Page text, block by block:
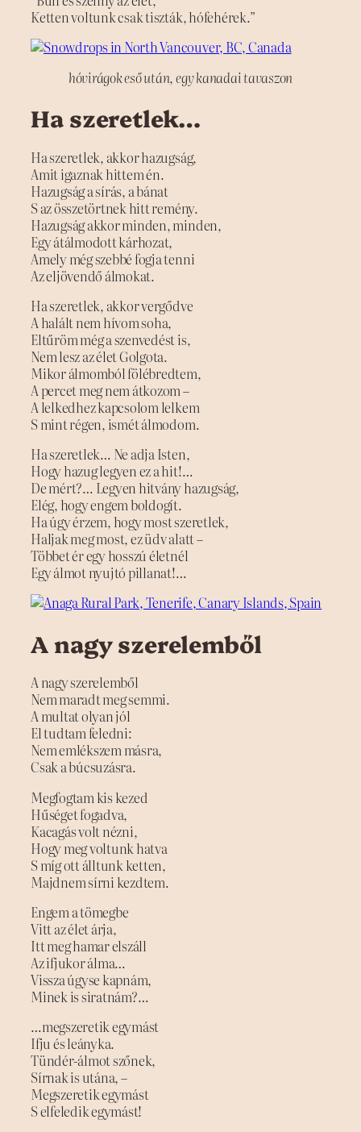
Ketten voltunk csak tiszták, hófehérek.”
hóvirágok eső után, egy kanadai tavaszon
Ha szeretlek…
Ha szeretlek, akkor hazugság,
Amit igaznak hittem én.
Hazugság a sírás, a bánat
S az összetörtnek hitt remény.
Hazugság akkor minden, minden,
Egy átálmodott kárhozat,
Amely még szebbé fogja tenni
Az eljövendő álmokat.
Ha szeretlek, akkor vergődve
A halált nem hívom soha,
Eltűröm még a szenvedést is,
Nem lesz az élet Golgota.
Mikor álmomból fölébredtem,
A percet meg nem átkozom –
A lelkedhez kapcsolom lelkem
S mint régen, ismét álmodom.
Ha szeretlek… Ne adja Isten,
Hogy hazug legyen ez a hit!…
De mért?… Legyen hitvány hazugság,
Elég, hogy engem boldogít.
Ha úgy érzem, hogy most szeretlek,
Haljak meg most, ez üdv alatt –
Többet ér egy hosszú életnél
Egy álmot nyujtó pillanat!…
A nagy szerelemből
A nagy szerelemből
Nem maradt meg semmi.
A multat olyan jól
El tudtam feledni:
Nem emlékszem másra,
Csak a búcsuzásra.
Megfogtam kis kezed
Hűséget fogadva,
Kacagás volt nézni,
Hogy meg voltunk hatva
S míg ott álltunk ketten,
Majdnem sírni kezdtem.
Engem a tömegbe
Vitt az élet árja,
Itt meg hamar elszáll
Az ifjukor álma…
Vissza úgyse kapnám,
Minek is siratnám?…
…megszeretik egymást
Ifju és leányka.
Tündér-álmot szőnek,
Sírnak is utána, –
Megszeretik egymást
S elfeledik egymást!